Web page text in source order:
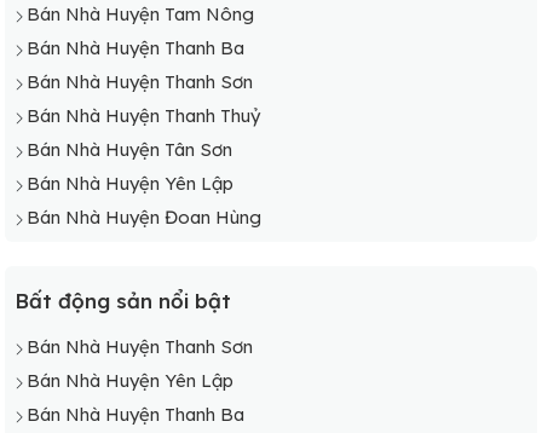
Bán Nhà Huyện Tam Nông
Bán Nhà Huyện Thanh Ba
Bán Nhà Huyện Thanh Sơn
Bán Nhà Huyện Thanh Thuỷ
Bán Nhà Huyện Tân Sơn
Bán Nhà Huyện Yên Lập
Bán Nhà Huyện Đoan Hùng
Bất động sản nổi bật
Bán Nhà Huyện Thanh Sơn
Bán Nhà Huyện Yên Lập
Bán Nhà Huyện Thanh Ba